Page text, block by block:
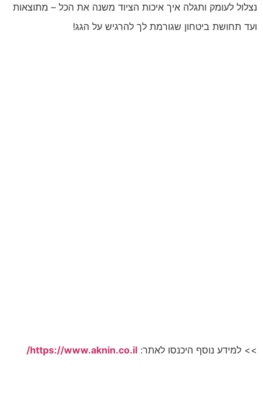
נצלול לעומק ותגלה איך איכות הציוד משנה את הכל – מתוצאות
ועד תחושת ביטחון שגורמת לך להרגיש על הגג!
>> למידע נוסף היכנסו לאתר: https://www.aknin.co.il/